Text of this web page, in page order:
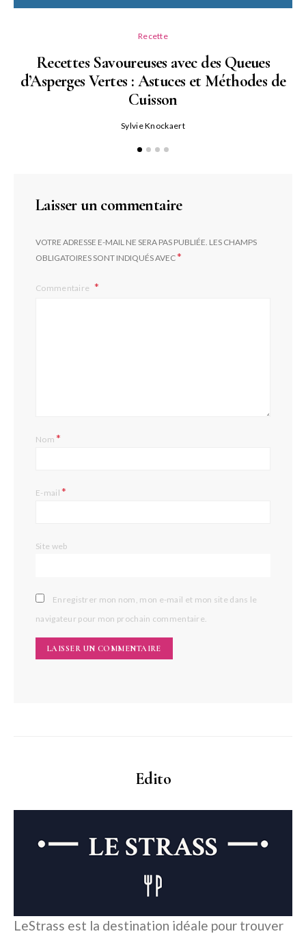
Recette
Recettes Savoureuses avec des Queues
d’Asperges Vertes : Astuces et Méthodes de
Cuisson
Sylvie Knockaert
Laisser un commentaire
VOTRE ADRESSE E-MAIL NE SERA PAS PUBLIÉE. LES CHAMPS
OBLIGATOIRES SONT INDIQUÉS AVEC*
Commentaire
Nom*
E-mail*
Site web
Enregistrer mon nom, mon e-mail et mon site dans le
navigateur pour mon prochain commentaire.
Edito
LeStrass est la destination idéale pour trouver